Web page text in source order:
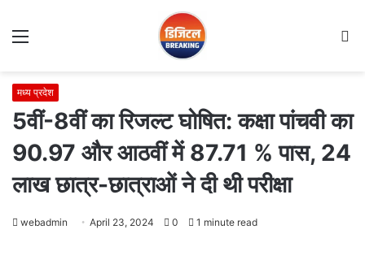
Menu
मध्य प्रदेश
5वीं-8वीं का रिजल्ट घोषित: कक्षा पांचवी का
90.97 और आठवीं में 87.71 % पास, 24
लाख छात्र-छात्राओं ने दी थी परीक्षा
webadmin April 23, 2024 0 1 minute read